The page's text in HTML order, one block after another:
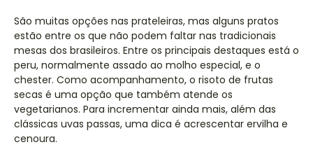
São muitas opções nas prateleiras, mas alguns pratos
estão entre os que não podem faltar nas tradicionais
mesas dos brasileiros. Entre os principais destaques está o
peru, normalmente assado ao molho especial, e o
chester. Como acompanhamento, o risoto de frutas
secas é uma opção que também atende os
vegetarianos. Para incrementar ainda mais, além das
clássicas uvas passas, uma dica é acrescentar ervilha e
cenoura.